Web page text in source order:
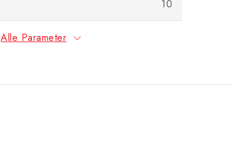
10
Alle Parameter